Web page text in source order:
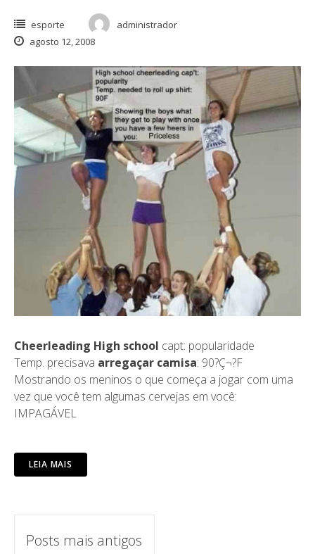
esporte
administrador
agosto 12, 2008
Cheerleading High school capt: popularidade
Temp. precisava arregaçar camisa: 90?Ç¬?F
Mostrando os meninos o que começa a jogar com uma
vez que você tem algumas cervejas em você:
IMPAGÁVEL
LEIA MAIS
Navegação
Posts mais antigos